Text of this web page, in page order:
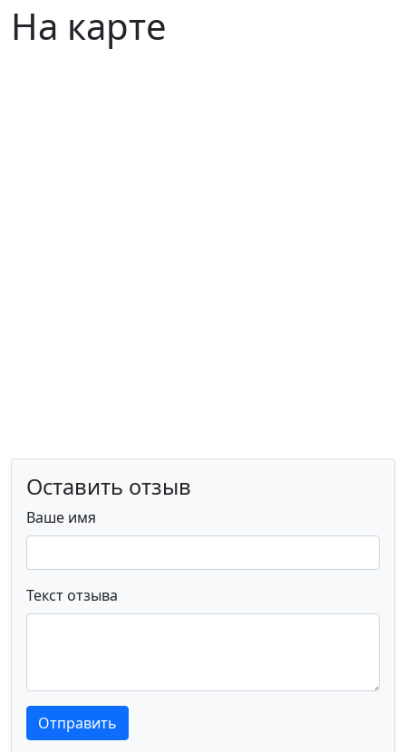
На карте
Оставить отзыв
Ваше имя
Текст отзыва
Текст отзыва
Текст отзыва
Отправить